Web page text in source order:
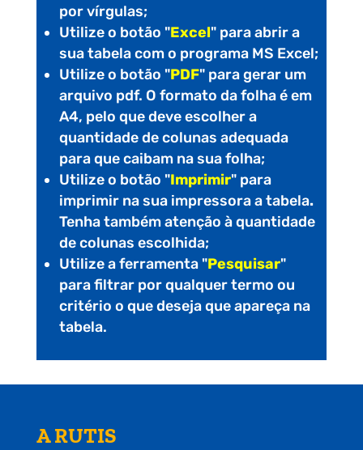
por vírgulas;
Utilize o botão "Excel" para abrir a
sua tabela com o programa MS Excel;
Utilize o botão "PDF" para gerar um
arquivo pdf. O formato da folha é em
A4, pelo que deve escolher a
quantidade de colunas adequada
para que caibam na sua folha;
Utilize o botão "Imprimir" para
imprimir na sua impressora a tabela.
Tenha também atenção à quantidade
de colunas escolhida;
Utilize a ferramenta "Pesquisar"
para filtrar por qualquer termo ou
critério o que deseja que apareça na
tabela.
A RUTIS